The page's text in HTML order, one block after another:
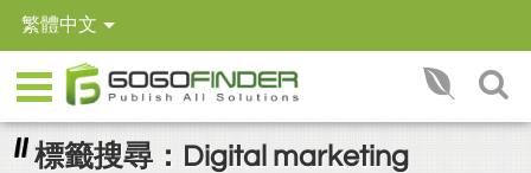
繁體中文
標籤搜尋：Digital marketing